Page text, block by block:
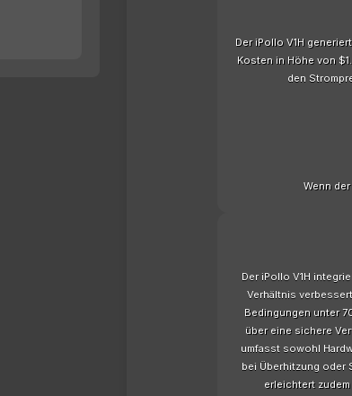
Der iPollo V1H
Kosten in Höhe von
den
Wenn
Der iPollo V1H
Verhältnis
Bedingungen unter
über eine sichere
umfasst sowohl
bei Überhitzung oder
erleichtert